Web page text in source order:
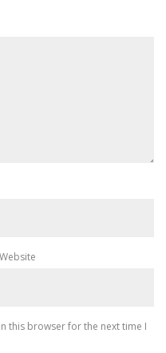
Website
this browser for the next time I